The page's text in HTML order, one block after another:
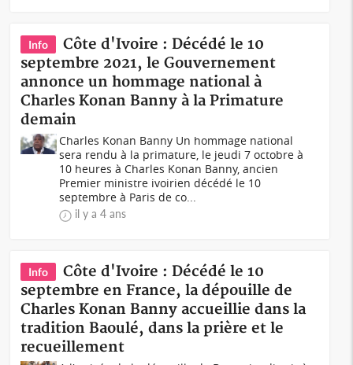
Info
Côte d'Ivoire : Décédé le 10
septembre 2021, le Gouvernement
annonce un hommage national à
Charles Konan Banny à la Primature
demain
Charles Konan Banny Un hommage national
sera rendu à la primature, le jeudi 7 octobre à
10 heures à Charles Konan Banny, ancien
Premier ministre ivoirien décédé le 10
septembre à Paris de co...
il y a 4 ans
Info
Côte d'Ivoire : Décédé le 10
septembre en France, la dépouille de
Charles Konan Banny accueillie dans la
tradition Baoulé, dans la prière et le
recueillement